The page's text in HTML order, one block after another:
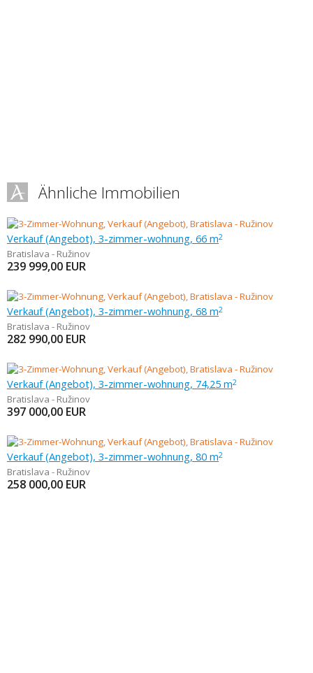
Ähnliche Immobilien
Verkauf (Angebot), 3-zimmer-wohnung, 66 m2
Bratislava - Ružinov
239 999,00 EUR
Verkauf (Angebot), 3-zimmer-wohnung, 68 m2
Bratislava - Ružinov
282 990,00 EUR
Verkauf (Angebot), 3-zimmer-wohnung, 74,25 m2
Bratislava - Ružinov
397 000,00 EUR
Verkauf (Angebot), 3-zimmer-wohnung, 80 m2
Bratislava - Ružinov
258 000,00 EUR